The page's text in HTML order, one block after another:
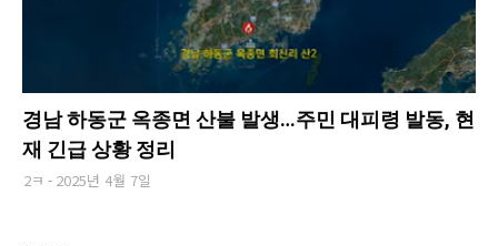
경남 하동군 옥종면 산불 발생…주민 대피령 발동, 현
재 긴급 상황 정리
2ㅋ 2025년 4월 7일